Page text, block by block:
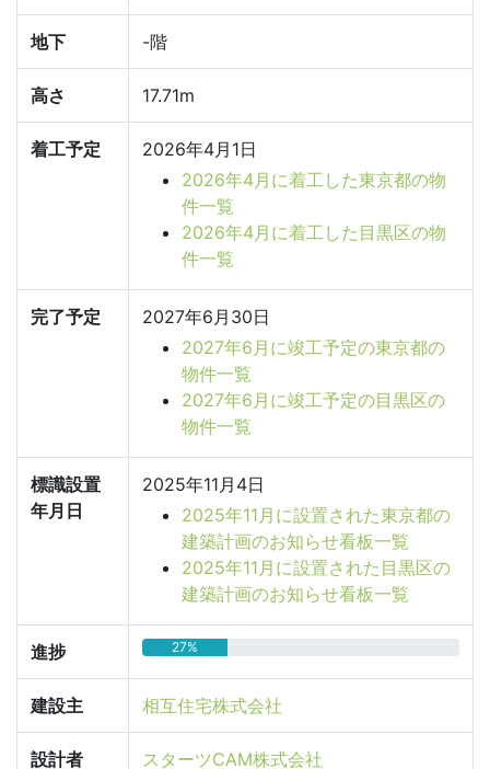
地下 -階
高さ 17.71m
着工予定
2026年4月1日
2026年4月に着工した東京都の物
件一覧
2026年4月に着工した目黒区の物
件一覧
完了予定
2027年6月30日
2027年6月に竣工予定の東京都の
物件一覧
2027年6月に竣工予定の目黒区の
物件一覧
標識設置
年月日
2025年11月4日
2025年11月に設置された東京都の
建築計画のお知らせ看板一覧
2025年11月に設置された目黒区の
建築計画のお知らせ看板一覧
進捗 27%
建設主 相互住宅株式会社
設計者 スターツCAM株式会社